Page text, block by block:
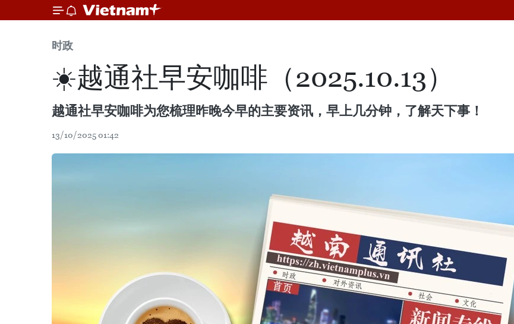
时政
☀️越通社早安咖啡（2025.10.13）
越通社早安咖啡为您梳理昨晚今早的主要资讯，早上几分钟，了解天下事！
13/10/2025 01:42